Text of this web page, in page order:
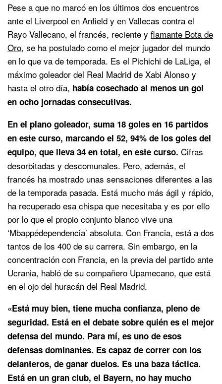
Pese a que no marcó en los últimos dos encuentros
ante el Liverpool en Anfield y en Vallecas contra el
Rayo Vallecano, el francés, reciente y flamante Bota de
Oro, se ha postulado como el mejor jugador del mundo
en lo que va de temporada. Es el Pichichi de LaLiga, el
máximo goleador del Real Madrid de Xabi Alonso y
hasta el otro día, había cosechado al menos un gol
en ocho jornadas consecutivas.
En el plano goleador, suma 18 goles en 16 partidos
en este curso, marcando el 52, 94% de los goles del
equipo, que lleva 34 en total, en este curso. Cifras
desorbitadas y descomunales. Pero, además, el
francés ha mostrado unas sensaciones diferentes a las
de la temporada pasada. Está mucho más ágil y rápido,
ha recuperado esa chispa que necesitaba y es por ello
por lo que el propio conjunto blanco vive una
‘Mbappédependencia’ absoluta. Con Francia, está a dos
tantos de los 400 de su carrera. Sin embargo, en la
concentración con Francia, en la previa del partido ante
Ucrania, habló de su compañero Upamecano, que está
en el ojo del huracán del Real Madrid.
«Está muy bien, tiene mucha confianza, pleno de
seguridad. Está en el debate sobre quién es el mejor
defensa del mundo. Para mí, es uno de esos
defensas dominantes. Es capaz de correr con los
delanteros, de ganar duelos. Es una baza táctica.
Está en un gran club, el Bayern, no hay mucho